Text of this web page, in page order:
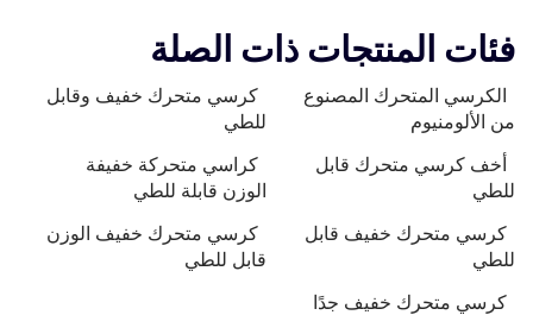
فئات المنتجات ذات الصلة
الكرسي المتحرك المصنوع
من الألومنيوم
كرسي متحرك خفيف وقابل
للطي
أخف كرسي متحرك قابل
للطي
كراسي متحركة خفيفة
الوزن قابلة للطي
كرسي متحرك خفيف قابل
للطي
كرسي متحرك خفيف الوزن
قابل للطي
كرسي متحرك خفيف جدًا